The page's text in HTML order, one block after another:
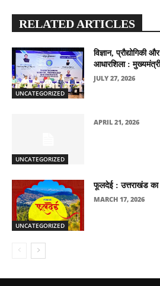
RELATED ARTICLES
UNCATEGORIZED
विज्ञान, प्रौद्योगिकी
आधारशिला :
JULY 27, 2026
UNCATEGORIZED
APRIL 21, 2026
UNCATEGORIZED
फूलदेई : उत्तराखंड
MARCH 17, 2026